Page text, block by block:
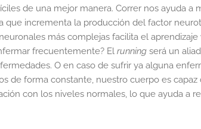
de una mejor manera. Correr nos ayuda a
que incrementa la producción del factor
más complejas facilita el aprendizaje
frecuentemente? El runningserá un
O en caso de sufrir ya alguna
de forma constante, nuestro cuerpo es
con los niveles normales, lo que ayuda a